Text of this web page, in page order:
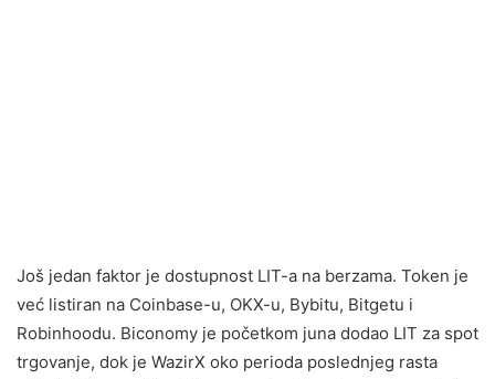
Još jedan faktor je dostupnost LIT-a na berzama. Token je
već listiran na Coinbase-u, OKX-u, Bybitu, Bitgetu i
Robinhoodu. Biconomy je početkom juna dodao LIT za spot
trgovanje, dok je WazirX oko perioda poslednjeg rasta